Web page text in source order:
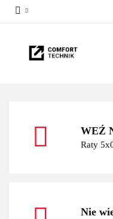
WEŹ
Raty
Nie